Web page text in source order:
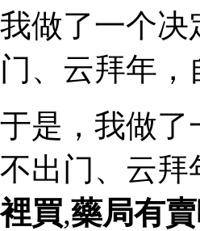
我做了一个决
门、云拜年
于是，我做了
不出门、云
裡買,藥局有